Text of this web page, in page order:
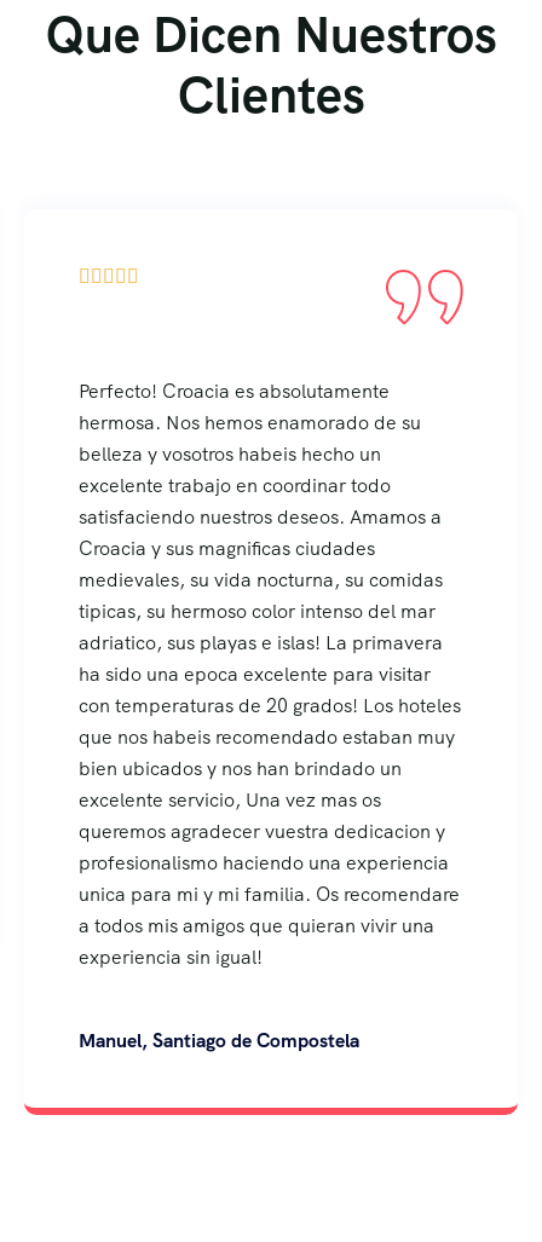
Que Dicen Nuestros
Clientes
absolutamente
enamorado de su
hecho un
coordinar todo
deseos. Amamos a
ciudades
nocturna, su comidas
color intenso del mar
e islas! La primavera
excelente para visitar
20 grados! Los hoteles
estaban muy
han brindado un
Una vez mas os
vuestra dedicacion y
una experiencia
familia. Os recomendare
que quieran vivir una
Compostela

Hemos tenido una
en Croacia, y el
de ello ha sido
y explicaciones,
totalmente
agrado quisiera
para
que quiera visitar
encantadora!
Victoria, Mexico DF